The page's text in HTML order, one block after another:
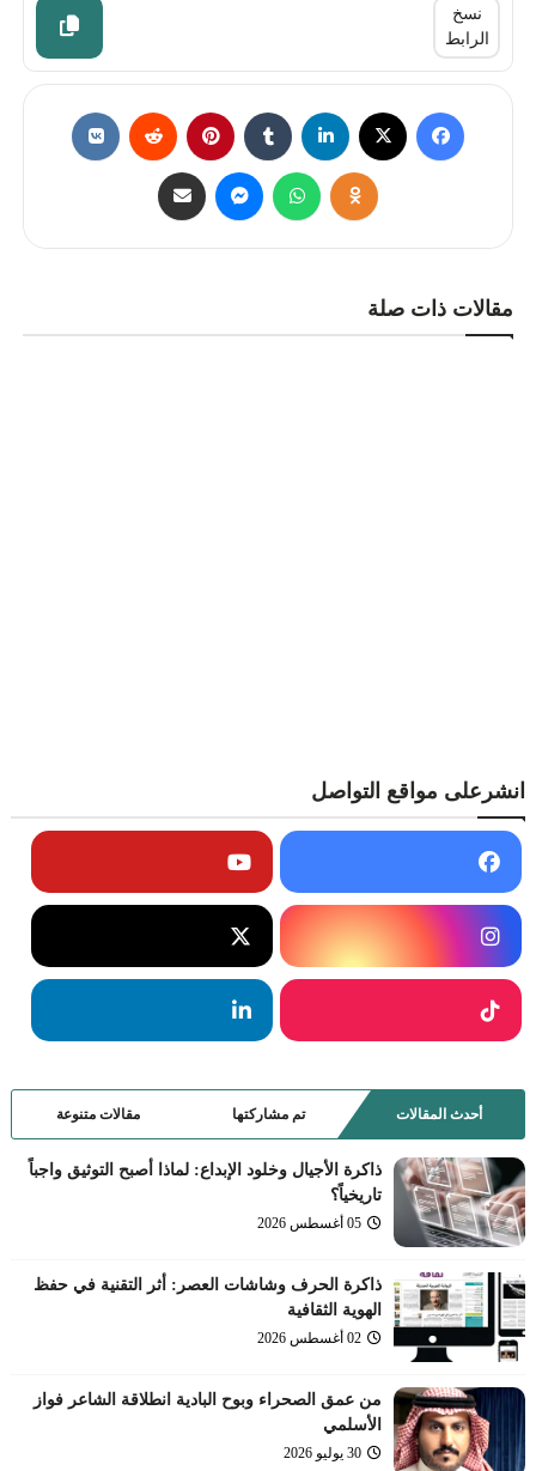
نسخ
الرابط
مقالات ذات صلة
انشرعلى مواقع التواصل
أحدث المقالات تم مشاركتها مقالات متنوعة
ذاكرة الأجيال وخلود الإبداع: لماذا أصبح التوثيق واجباً
تاريخياً؟
05 أغسطس 2026
ذاكرة الحرف وشاشات العصر: أثر التقنية في حفظ
الهوية الثقافية
02 أغسطس 2026
من عمق الصحراء وبوح البادية انطلاقة الشاعر فواز
الأسلمي
30 يوليو 2026